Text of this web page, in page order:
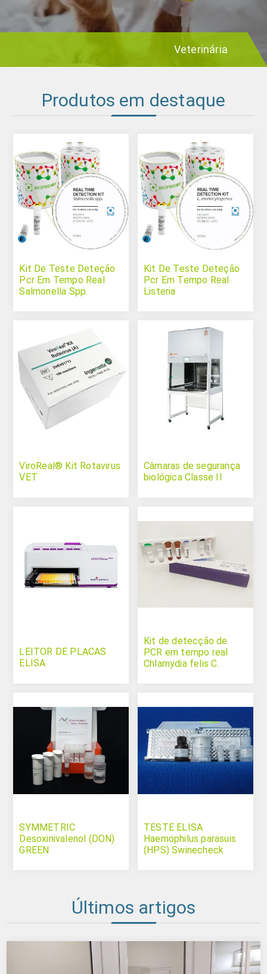
Veterinária
Produtos em destaque
Kit De Teste Deteção
Pcr Em Tempo Real
Salmonella Spp.
Kit De Teste Deteção
Pcr Em Tempo Real
Listeria
ViroReal® Kit Rotavirus
VET
Câmaras de segurança
biológica Classe II
LEITOR DE PLACAS
ELISA
Kit de detecção de
PCR em tempo real
Chlamydia felis C.
SYMMETRIC
Desoxinivalenol (DON)
GREEN
TESTE ELISA
Haemophilus parasuis
(HPS) Swinecheck
Últimos artigos